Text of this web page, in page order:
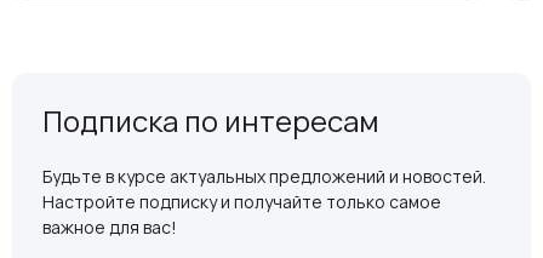
Подписка по интересам
Будьте в курсе актуальных предложений и новостей.
Настройте подписку и получайте только самое
важное для вас!